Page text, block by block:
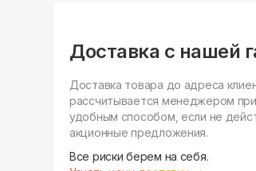
Доставка с нашей
Доставка товара до адреса
рассчитывается менеджером
удобным способом, если не
акционные предложения.
Все риски берем на себя.